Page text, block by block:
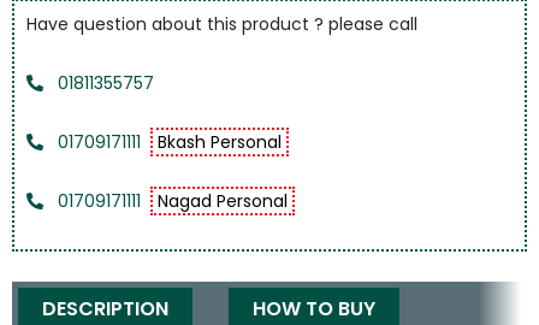
Have question about this product ? please call
01811355757
01709171111 Bkash Personal
01709171111 Nagad Personal
DESCRIPTION HOW TO BUY